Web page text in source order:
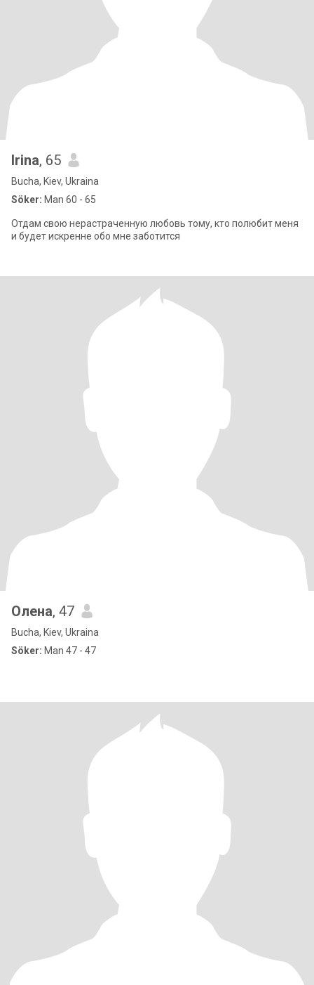
Irina, 65
Bucha, Kiev, Ukraina
Söker: Man 60 - 65
Отдам свою нерастраченную любовь тому, кто полюбит меня
и будет искренне обо мне заботится
Олена, 47
Bucha, Kiev, Ukraina
Söker: Man 47 - 47